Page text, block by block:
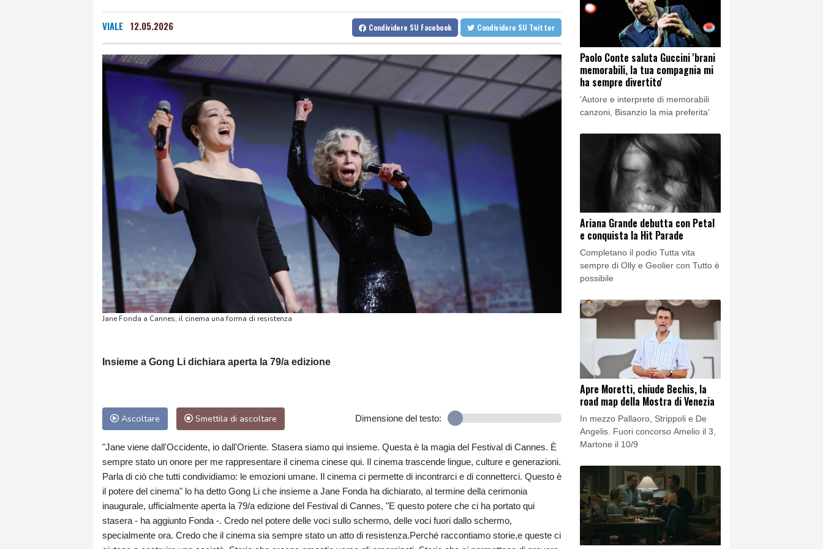
Kiev, 'stato di allerta aerea nella capitale, c'è la minaccia di droni nemici'
Kiev, 'stato di allerta aerea nella capitale, c'è la minaccia di droni nemici'
Brasile, la deforestazione in Amazzonia ai minimi da un decennio
Brasile, la deforestazione in Amazzonia ai minimi da un decennio
VIALE 12.05.2026 Condividere SU Facebook Condividere SU Twitter
Jane Fonda a Cannes, il cinema una forma di resistenza
Insieme a Gong Li dichiara aperta la 79/a edizione
Ascoltare Smettila di ascoltare Dimensione del testo:
"Jane viene dall'Occidente, io dall'Oriente. Stasera siamo qui insieme. Questa è la magia del Festival di Cannes. È
sempre stato un onore per me rappresentare il cinema cinese qui. Il cinema trascende lingue, culture e generazioni.
Parla di ciò che tutti condividiamo: le emozioni umane. Il cinema ci permette di incontrarci e di connetterci. Questo è
il potere del cinema" lo ha detto Gong Li che insieme a Jane Fonda ha dichiarato, al termine della cerimonia
inaugurale, ufficialmente aperta la 79/a edizione del Festival di Cannes, "E questo potere che ci ha portato qui
stasera - ha aggiunto Fonda -. Credo nel potere delle voci sullo schermo, delle voci fuori dallo schermo,
specialmente ora. Credo che il cinema sia sempre stato un atto di resistenza.Perché raccontiamo storie,e queste ci
Paolo Conte saluta Guccini 'brani
memorabili, la tua compagnia mi
ha sempre divertito'
'Autore e interprete di memorabili
canzoni, Bisanzio la mia preferita'
Ariana Grande debutta con Petal
e conquista la Hit Parade
Completano il podio Tutta vita
sempre di Olly e Geolier con Tutto è
possibile
Apre Moretti, chiude Bechis, la
road map della Mostra di Venezia
In mezzo Pallaoro, Strippoli e De
Angelis. Fuori concorso Amelio il 3,
Martone il 10/9